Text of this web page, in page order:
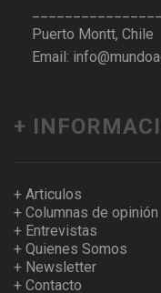
Puerto Montt, Chile
Email:
+
+ Articulos
+ Columnas de opinión
+ Entrevistas
+ Quienes Somos
+ Newsletter
+ Contacto